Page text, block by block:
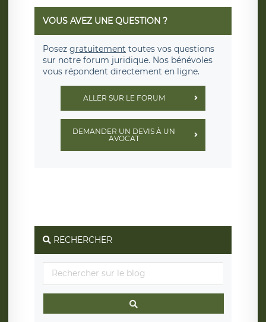
VOUS AVEZ UNE QUESTION ?
Posez gratuitement toutes vos questions
sur notre forum juridique. Nos bénévoles
vous répondent directement en ligne.
ALLER SUR LE FORUM
DEMANDER UN DEVIS À UN
AVOCAT
RECHERCHER